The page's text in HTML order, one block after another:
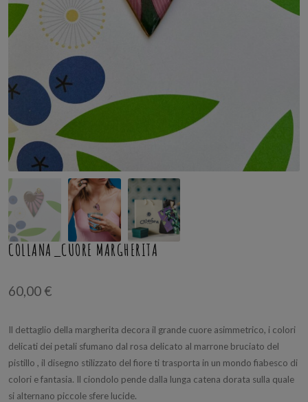
COLLANA_CUORE MARGHERITA
60,00 €
Il dettaglio della margherita decora il grande cuore asimmetrico, i colori
delicati dei petali sfumano dal rosa delicato al marrone bruciato del
pistillo , il disegno stilizzato del fiore ti trasporta in un mondo fiabesco di
colori e fantasia. Il ciondolo pende dalla lunga catena dorata sulla quale
si alternano piccole sfere lucide.